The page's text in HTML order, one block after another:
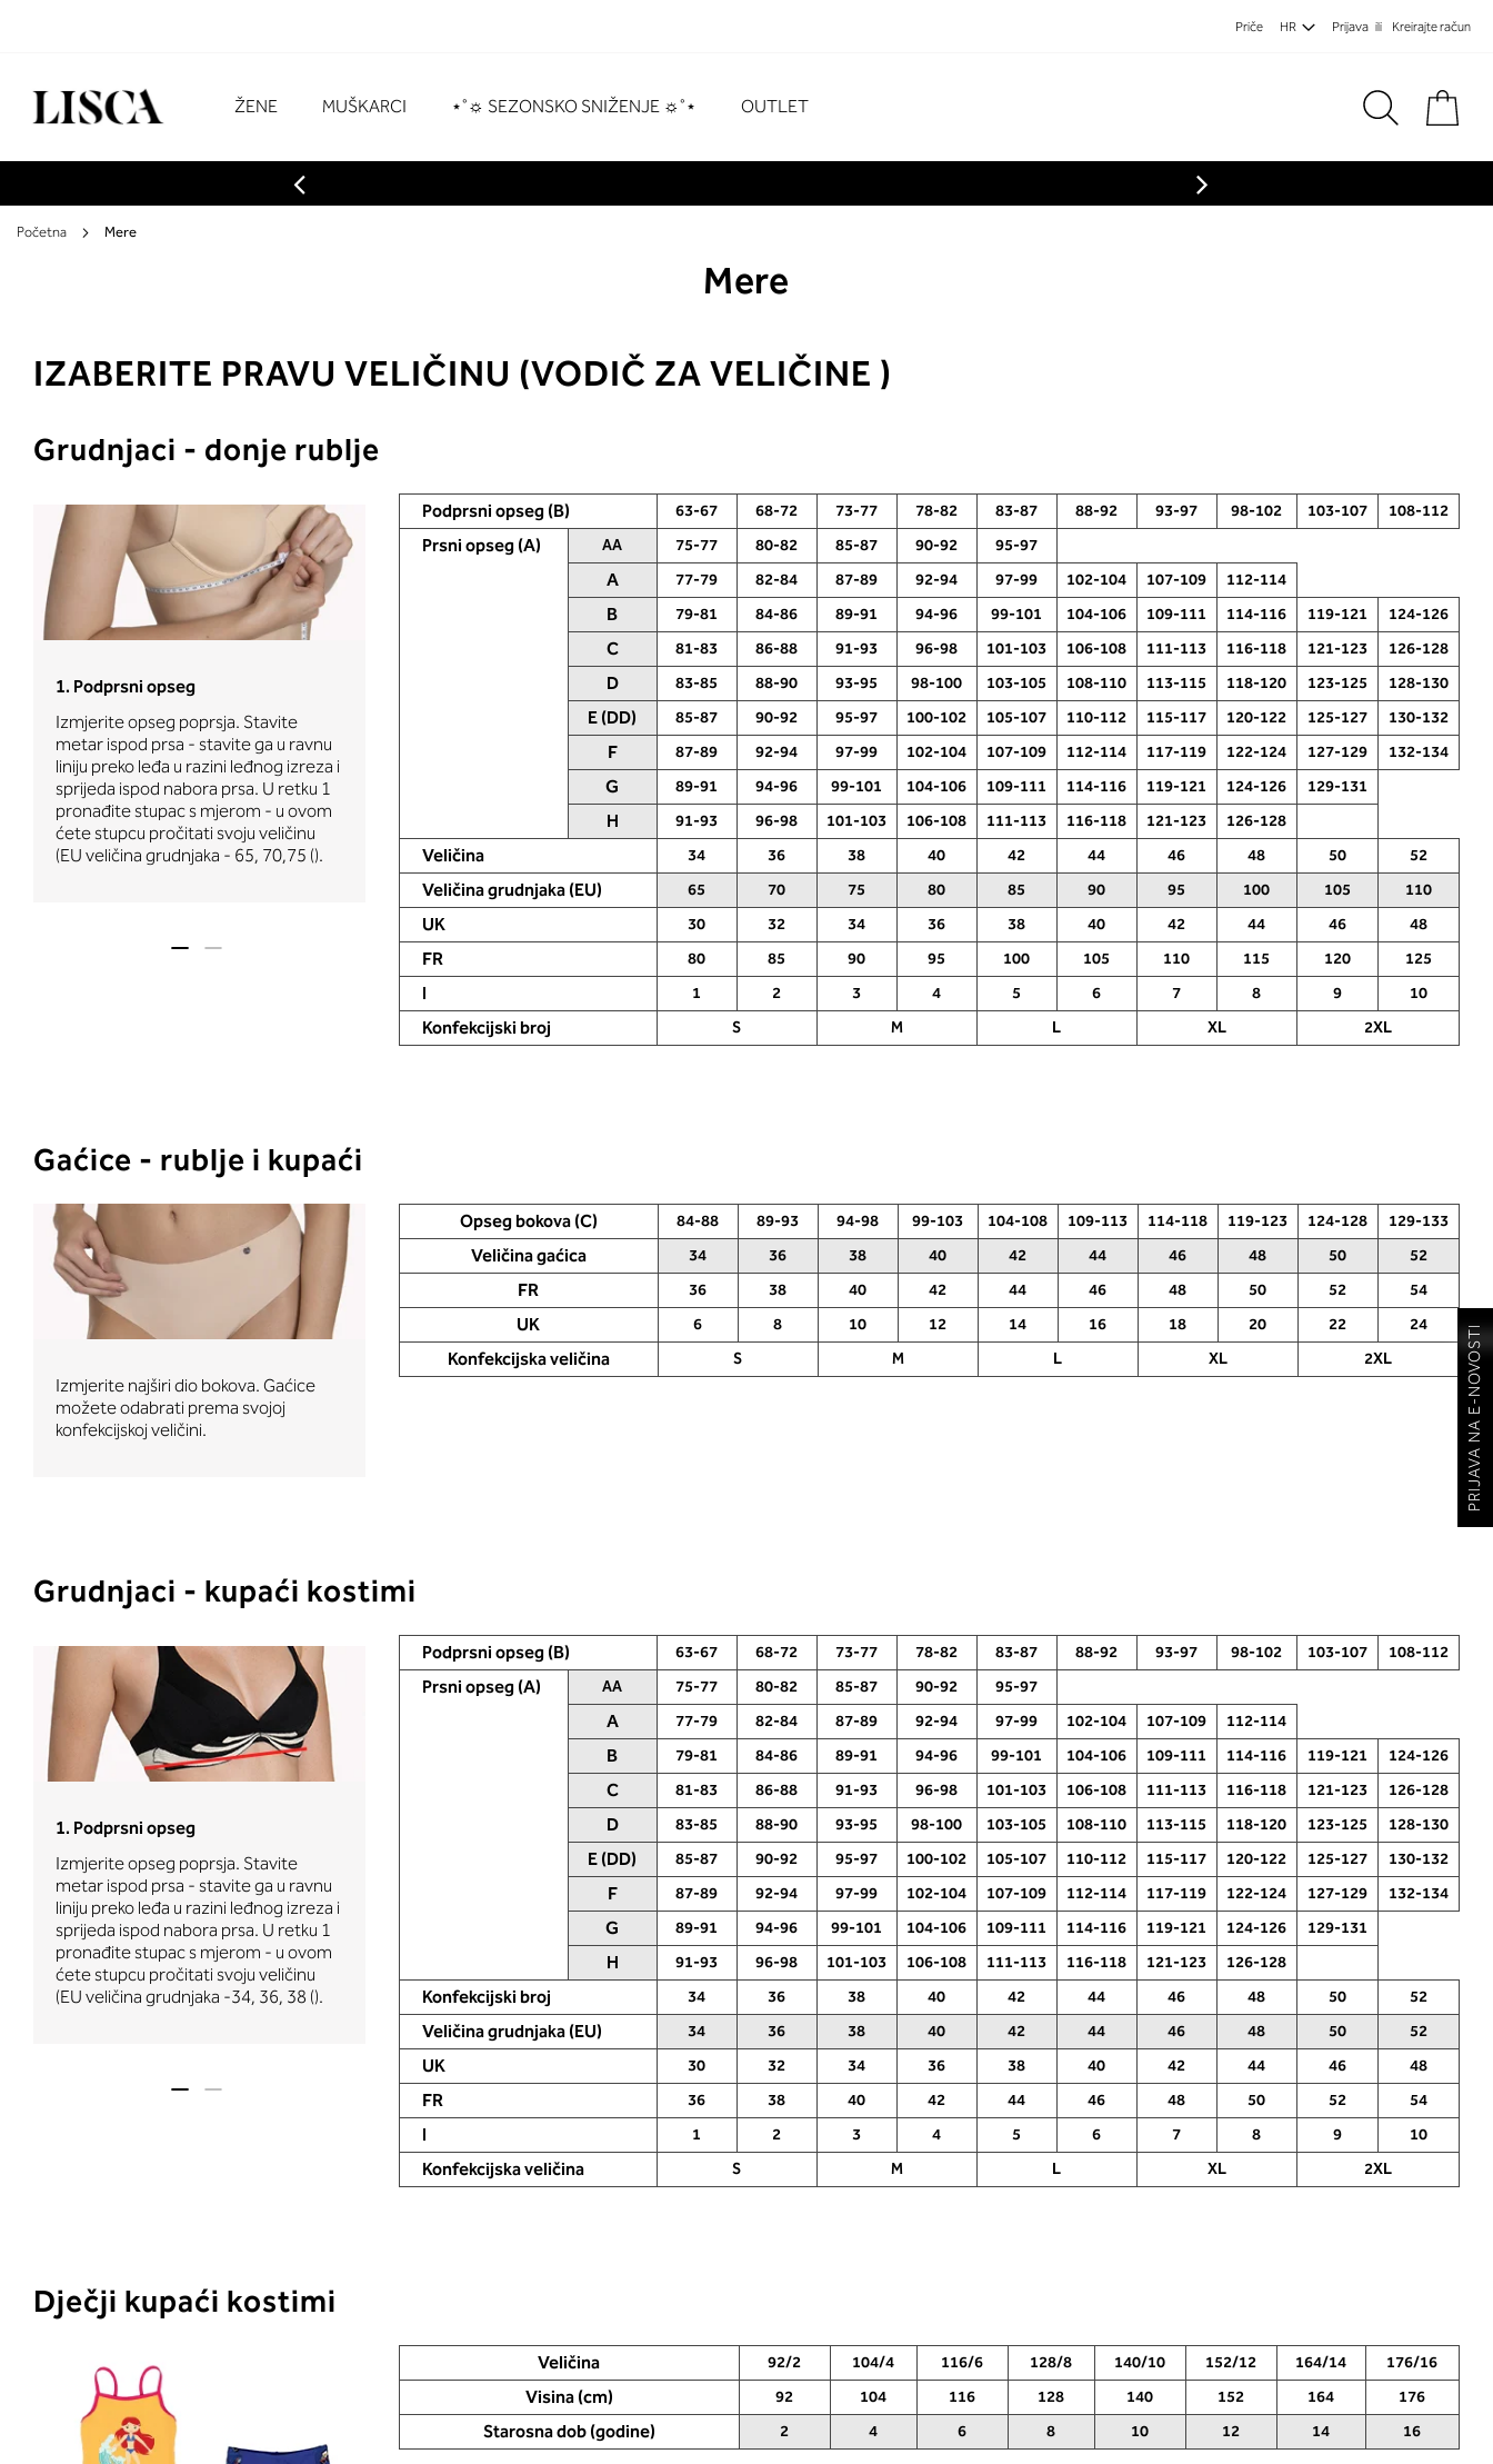
Priče HR Prijava Kreirajte račun
ŽENE MUŠKARCI ⋆˚☼ SEZONSKO SNIŽENJE ☼˚⋆ OUTLET
Početna Mere
Mere
IZABERITE PRAVU VELIČINU (VODIČ ZA VELIČINE )
Grudnjaci - donje rublje
1. Podprsni opseg
Izmjerite opseg poprsja. Stavite
metar ispod prsa - stavite ga u ravnu
liniju preko leđa u razini leđnog izreza i
sprijeda ispod nabora prsa. U retku 1
pronađite stupac s mjerom - u ovom
ćete stupcu pročitati svoju veličinu
(EU veličina grudnjaka - 65, 70,75 ().
Izmjerite opseg prsa. Položite šivaći
metar preko leđa u razini stražnjeg
bradavica - do udubljenja između
dojki. U 2. ćete odjeljku pročitati koja
dubina košarice odgovara vašoj mjeri
(A, B () - pogledajte stupac koji ste
odabrali s opsegom poprsja
1. Podprsni opseg
Izmjerite opseg poprsja. Stavite
metar ispod prsa - stavite ga u ravnu
liniju preko leđa u razini leđnog izreza i
sprijeda ispod nabora prsa. U retku 1
pronađite stupac s mjerom - u ovom
ćete stupcu pročitati svoju veličinu
(EU veličina grudnjaka - 65, 70,75 ().
2. Obujam grudi
Izmjerite opseg prsa. Položite šivaći
metar preko leđa u razini stražnjeg
dekoltea i preko prsa, u razini
bradavica - do udubljenja između
dojki. U 2. ćete odjeljku pročitati koja
dubina košarice odgovara vašoj mjeri
(A, B () - pogledajte stupac koji ste
odabrali s opsegom poprsja
Podprsni opseg (B) 63-67 68-72 73-77 78-82 83-87 88-92 93-97 98-102 103-107 108-112
Prsni opseg (A) AA 75-77 80-82 85-87 90-92 95-97
A 77-79 82-84 87-89 92-94 97-99 102-104 107-109 112-114
B 79-81 84-86 89-91 94-96 99-101 104-106 109-111 114-116 119-121 124-126
C 81-83 86-88 91-93 96-98 101-103 106-108 111-113 116-118 121-123 126-128
D 83-85 88-90 93-95 98-100 103-105 108-110 113-115 118-120 123-125 128-130
E (DD) 85-87 90-92 95-97 100-102 105-107 110-112 115-117 120-122 125-127 130-132
F 87-89 92-94 97-99 102-104 107-109 112-114 117-119 122-124 127-129 132-134
G 89-91 94-96 99-101 104-106 109-111 114-116 119-121 124-126 129-131
H 91-93 96-98 101-103 106-108 111-113 116-118 121-123 126-128
Veličina 34 36 38 40 42 44 46 48 50 52
Veličina grudnjaka (EU) 65 70 75 80 85 90 95 100 105 110
UK 30 32 34 36 38 40 42 44 46 48
FR 80 85 90 95 100 105 110 115 120 125
I 1 2 3 4 5 6 7 8 9 10
Konfekcijski broj S M L XL 2XL
Gaćice - rublje i kupaći
Izmjerite najširi dio bokova. Gaćice
možete odabrati prema svojoj
konfekcijskoj veličini.
Opseg bokova (C) 84-88 89-93 94-98 99-103 104-108 109-113 114-118 119-123 124-128 129-133
Veličina gaćica 34 36 38 40 42 44 46 48 50 52
FR 36 38 40 42 44 46 48 50 52 54
UK 6 8 10 12 14 16 18 20 22 24
Konfekcijska veličina S M L XL 2XL
Grudnjaci - kupaći kostimi
1. Podprsni opseg
Izmjerite opseg poprsja. Stavite
metar ispod prsa - stavite ga u ravnu
liniju preko leđa u razini leđnog izreza i
sprijeda ispod nabora prsa. U retku 1
pronađite stupac s mjerom - u ovom
ćete stupcu pročitati svoju veličinu
(EU veličina grudnjaka -34, 36, 38 ().
Izmjerite opseg prsa. Položite šivaći
metar preko leđa u razini stražnjeg
bradavica - do udubljenja između
dojki. U 2. ćete odjeljku pročitati koja
dubina košarice odgovara vašoj mjeri
(A, B () - pogledajte stupac koji ste
odabrali s opsegom poprsja.
1. Podprsni opseg
Izmjerite opseg poprsja. Stavite
metar ispod prsa - stavite ga u ravnu
liniju preko leđa u razini leđnog izreza i
sprijeda ispod nabora prsa. U retku 1
pronađite stupac s mjerom - u ovom
ćete stupcu pročitati svoju veličinu
(EU veličina grudnjaka -34, 36, 38 ().
2. Obujam grudi
Izmjerite opseg prsa. Položite šivaći
metar preko leđa u razini stražnjeg
dekoltea i preko prsa, u razini
bradavica - do udubljenja između
dojki. U 2. ćete odjeljku pročitati koja
dubina košarice odgovara vašoj mjeri
(A, B () - pogledajte stupac koji ste
odabrali s opsegom poprsja.
Podprsni opseg (B) 63-67 68-72 73-77 78-82 83-87 88-92 93-97 98-102 103-107 108-112
Prsni opseg (A) AA 75-77 80-82 85-87 90-92 95-97
A 77-79 82-84 87-89 92-94 97-99 102-104 107-109 112-114
B 79-81 84-86 89-91 94-96 99-101 104-106 109-111 114-116 119-121 124-126
C 81-83 86-88 91-93 96-98 101-103 106-108 111-113 116-118 121-123 126-128
D 83-85 88-90 93-95 98-100 103-105 108-110 113-115 118-120 123-125 128-130
E (DD) 85-87 90-92 95-97 100-102 105-107 110-112 115-117 120-122 125-127 130-132
F 87-89 92-94 97-99 102-104 107-109 112-114 117-119 122-124 127-129 132-134
G 89-91 94-96 99-101 104-106 109-111 114-116 119-121 124-126 129-131
H 91-93 96-98 101-103 106-108 111-113 116-118 121-123 126-128
Konfekcijski broj 34 36 38 40 42 44 46 48 50 52
Veličina grudnjaka (EU) 34 36 38 40 42 44 46 48 50 52
UK 30 32 34 36 38 40 42 44 46 48
FR 36 38 40 42 44 46 48 50 52 54
I 1 2 3 4 5 6 7 8 9 10
Konfekcijska veličina S M L XL 2XL
Dječji kupaći kostimi
Veličina 92/2 104/4 116/6 128/8 140/10 152/12 164/14 176/16
Visina (cm) 92 104 116 128 140 152 164 176
Starosna dob (godine) 2 4 6 8 10 12 14 16
PRIJAVA NA E-NOVOSTI